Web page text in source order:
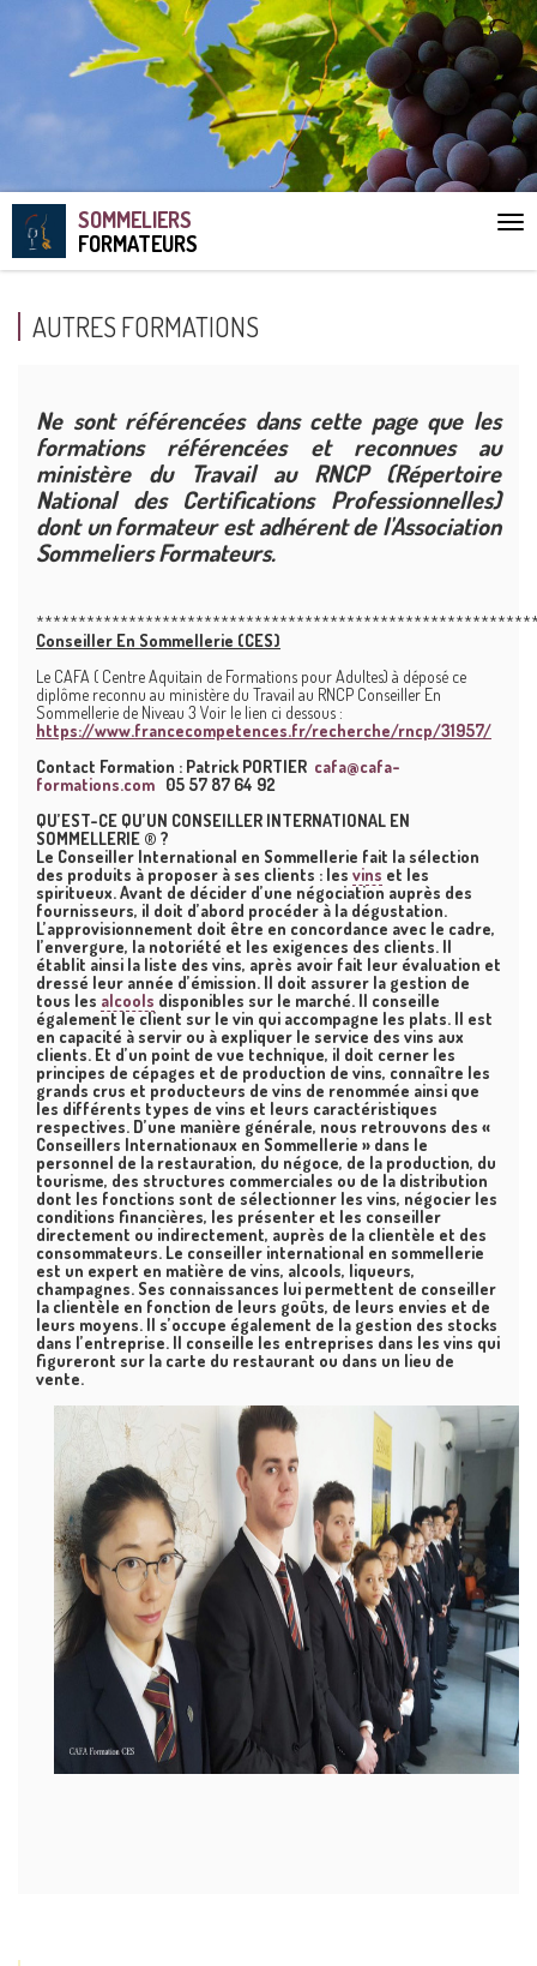
SOMMELIERS
FORMATEURS
AUTRES FORMATIONS
Ne sont référencées dans cette page que les
formations référencées et reconnues au
ministère du Travail au RNCP (Répertoire
National des Certifications Professionnelles)
dont un formateur est adhérent de l'Association
Sommeliers Formateurs.
Conseiller En Sommellerie (CES)
Le CAFA ( Centre Aquitain de Formations pour Adultes) à déposé ce
diplôme reconnu au ministère du Travail au RNCP Conseiller En
Sommellerie de Niveau 3 Voir le lien ci dessous :
https://www.francecompetences.fr/recherche/rncp/31957/
Contact Formation : Patrick PORTIER cafa@cafa-
formations.com 05 57 87 64 92
QU’EST-CE QU’UN CONSEILLER INTERNATIONAL EN
SOMMELLERIE ® ?
Le Conseiller International en Sommellerie fait la sélection
des produits à proposer à ses clients : les vins et les
spiritueux. Avant de décider d’une négociation auprès des
fournisseurs, il doit d’abord procéder à la dégustation.
L’approvisionnement doit être en concordance avec le cadre,
l’envergure, la notoriété et les exigences des clients. Il
établit ainsi la liste des vins, après avoir fait leur évaluation et
dressé leur année d’émission. Il doit assurer la gestion de
tous les alcools disponibles sur le marché. Il conseille
également le client sur le vin qui accompagne les plats. Il est
en capacité à servir ou à expliquer le service des vins aux
clients. Et d’un point de vue technique, il doit cerner les
principes de cépages et de production de vins, connaître les
grands crus et producteurs de vins de renommée ainsi que
les différents types de vins et leurs caractéristiques
respectives. D’une manière générale, nous retrouvons des «
Conseillers Internationaux en Sommellerie » dans le
personnel de la restauration, du négoce, de la production, du
tourisme, des structures commerciales ou de la distribution
dont les fonctions sont de sélectionner les vins, négocier les
conditions financières, les présenter et les conseiller
directement ou indirectement, auprès de la clientèle et des
consommateurs. Le conseiller international en sommellerie
est un expert en matière de vins, alcools, liqueurs,
champagnes. Ses connaissances lui permettent de conseiller
la clientèle en fonction de leurs goûts, de leurs envies et de
leurs moyens. Il s’occupe également de la gestion des stocks
dans l’entreprise. Il conseille les entreprises dans les vins qui
figureront sur la carte du restaurant ou dans un lieu de
vente.